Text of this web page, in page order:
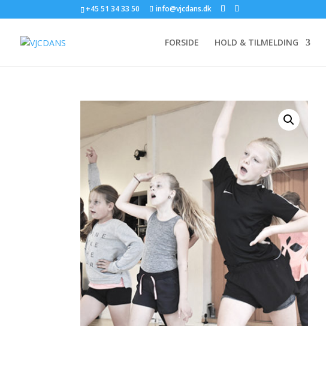
+45 51 34 33 50 info@vjcdans.dk
FORSIDE HOLD & TILMELDING